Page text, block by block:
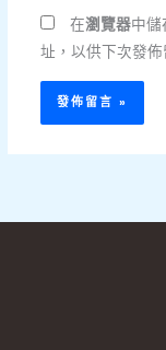
址
*
址
在瀏覽器中儲
址，以供下次發佈